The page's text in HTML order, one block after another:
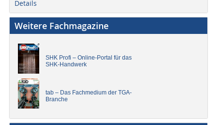
Details
Weitere Fachmagazine
SHK Profi – Online-Portal für das
SHK-Handwerk
tab – Das Fachmedium der TGA-
Branche